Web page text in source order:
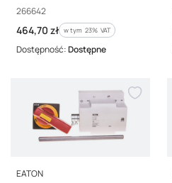
Kod producenta
266642
Cena brutto
464,70 zł w tym %s VAT
w tym 23% VAT
Dostępność:Dostępne
PRODUCENT
EATON